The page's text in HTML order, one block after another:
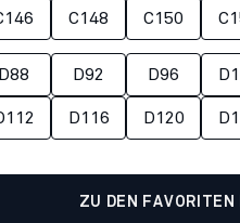
C148 C150
D88 D92 D96
D116 D120
ZU DEN